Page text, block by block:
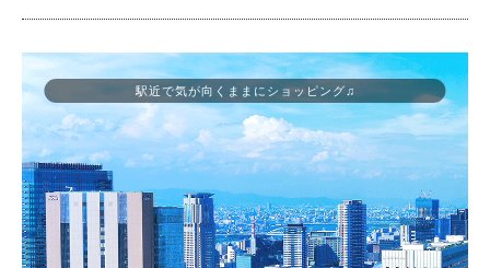
駅近で気が向くままにショッピング♫